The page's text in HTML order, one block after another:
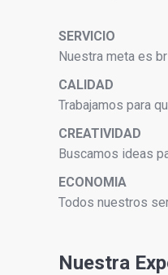
SERVICIO
Nuestra meta es
CALIDAD
Trabajamos para
CREATIVIDAD
Buscamos ideas
ECONOMIA
Todos nuestros
Nuestra